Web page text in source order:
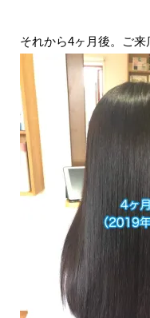
それから4ヶ月後。ご来